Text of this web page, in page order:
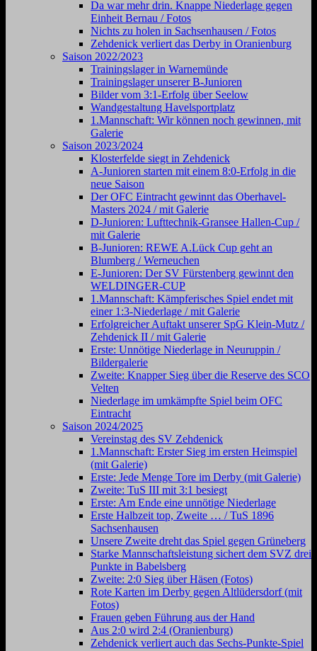
Da war mehr drin. Knappe Niederlage gegen
Einheit Bernau / Fotos
Nichts zu holen in Sachsenhausen / Fotos
Zehdenick verliert das Derby in Oranienburg
Saison 2022/2023
Trainingslager in Warnemünde
Trainingslager unserer B-Junioren
Bilder vom 3:1-Erfolg über Seelow
Wandgestaltung Havelsportplatz
1.Mannschaft: Wir können noch gewinnen, mit
Galerie
Saison 2023/2024
Klosterfelde siegt in Zehdenick
A-Junioren starten mit einem 8:0-Erfolg in die
neue Saison
Der OFC Eintracht gewinnt das Oberhavel-
Masters 2024 / mit Galerie
D-Junioren: Lufttechnik-Gransee Hallen-Cup /
mit Galerie
B-Junioren: REWE A.Lück Cup geht an
Blumberg / Werneuchen
E-Junioren: Der SV Fürstenberg gewinnt den
WELDINGER-CUP
1.Mannschaft: Kämpferisches Spiel endet mit
einer 1:3-Niederlage / mit Galerie
Erfolgreicher Auftakt unserer SpG Klein-Mutz /
Zehdenick II / mit Galerie
Erste: Unnötige Niederlage in Neuruppin /
Bildergalerie
Zweite: Knapper Sieg über die Reserve des SCO
Velten
Niederlage im umkämpfte Spiel beim OFC
Eintracht
Saison 2024/2025
Vereinstag des SV Zehdenick
1.Mannschaft: Erster Sieg im ersten Heimspiel
(mit Galerie)
Erste: Jede Menge Tore im Derby (mit Galerie)
Zweite: TuS III mit 3:1 besiegt
Erste: Am Ende eine unnötige Niederlage
Erste Halbzeit top, Zweite … / TuS 1896
Sachsenhausen
Unsere Zweite dreht das Spiel gegen Grüneberg
Starke Mannschaftsleistung sichert dem SVZ drei
Punkte in Babelsberg
Zweite: 2:0 Sieg über Häsen (Fotos)
Rote Karten im Derby gegen Altlüdersdorf (mit
Fotos)
Frauen geben Führung aus der Hand
Aus 2:0 wird 2:4 (Oranienburg)
Zehdenick verliert auch das Sechs-Punkte-Spiel